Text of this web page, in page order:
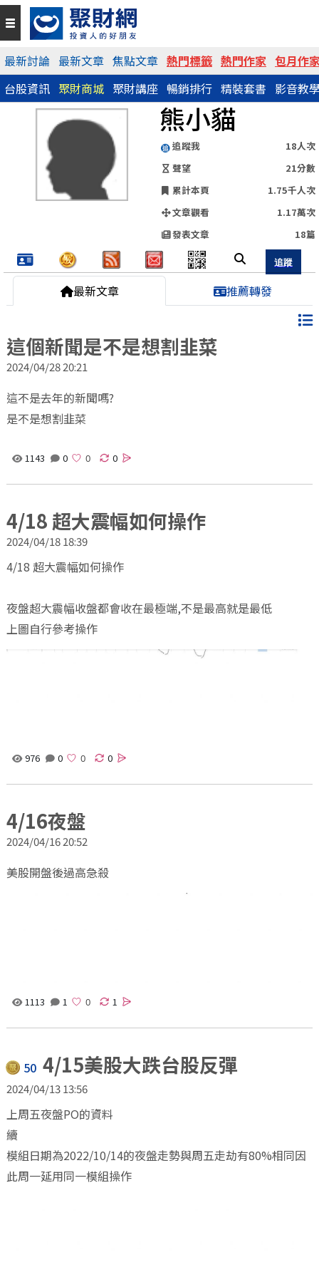
最新討論 最新文章 焦點文章 熱門標籤 熱門作家 包月作
台股資訊 聚財商城 聚財講座 暢銷排行 精裝套書 影音教
熊小貓
追蹤我
18人次
聲望
21分數
累計本頁
1.75千人次
文章觀看
1.17萬次
發表文章
18篇
QR Code
https://www.wearn.com/blog.asp?id=158513
分享網址
最新文章 推薦轉發
這個新聞是不是想割韭菜
2024/04/28 20:21
這不是去年的新聞嗎?
是不是想割韭菜
1143 0 0
4/18 超大震幅如何操作
2024/04/18 18:39
4/18 超大震幅如何操作
夜盤超大震幅收盤都會收在最極端,不是最高就是最低
上圖自行參考操作
976 0 0
4/16夜盤
2024/04/16 20:52
美股開盤後過高急殺
1113 1 1
50 4/15美股大跌台股反彈
2024/04/13 13:56
上周五夜盤PO的資料
續
模組日期為2022/10/14的夜盤走勢與周五走劫有80%相同因
此周一延用同一模組操作